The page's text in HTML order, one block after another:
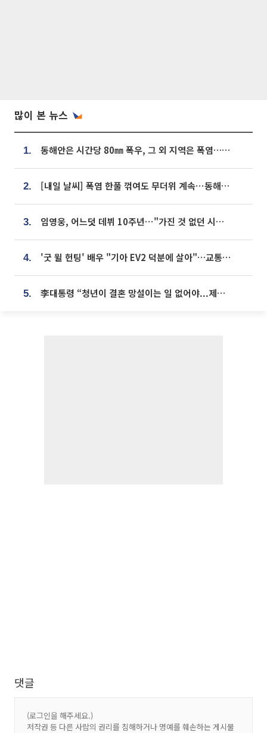
많이 본 뉴스
1. 동해안은 시간당 80㎜ 폭우, 그 외 지역은 폭염…‘극과 극 날씨’
2. [내일 날씨] 폭염 한풀 꺾여도 무더위 계속⋯동해안 이틀 연속 비
3. 임영웅, 어느덧 데뷔 10주년⋯"가진 것 없던 시절, 내 앞엔 20명의 팬뿐"
4. '굿 윌 헌팅' 배우 "기아 EV2 덕분에 살아"…교통사고 후 안전성 극찬
5. 李대통령 “청년이 결혼 망설이는 일 없어야...제도상 불이익 조사”
댓글